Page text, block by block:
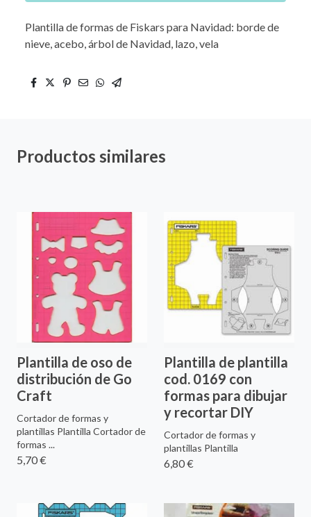
Plantilla de formas de Fiskars para Navidad: borde de
nieve, acebo, árbol de Navidad, lazo, vela
Productos similares
Plantilla de oso de
distribución de Go
Craft
Cortador de formas y
plantillas Plantilla Cortador de
formas ...
5,70 €
Plantilla de plantilla
cod. 0169 con
formas para dibujar
y recortar DIY
Cortador de formas y
plantillas Plantilla
6,80 €